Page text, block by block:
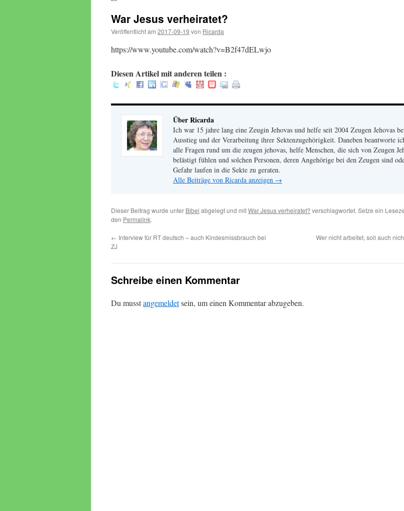
War Jesus verheiratet?
Veröffentlicht am 2017-09-19 von Ricarda
https://www.youtube.com/watch?v=B2f47dELwjo
Diesen Artikel mit anderen teilen :
Über Ricarda
Ich war 15 jahre lang eine Zeugin Jehovas und helfe seit 2004 Zeugen Jehovas
Ausstieg und der Verarbeitung ihrer Sektenzugehörigkeit. Daneben beantworte
alle Fragen rund um die zeugen jehovas, helfe Menschen, die sich von Zeugen
belästigt fühlen und solchen Personen, deren Angehörige bei den Zeugen sind
Gefahr laufen in die Sekte zu geraten.
Alle Beiträge von Ricarda anzeigen →
Dieser Beitrag wurde unter Bibel abgelegt und mitWar Jesus verheiratet? verschlagwortet. Setze ein
den Permalink.
← Interview für RT deutsch – auch Kindesmissbrauch bei
ZJ
Wer nicht arbeitet, soll auch
Schreibe einen Kommentar
Du musstangemeldetsein, um einen Kommentar abzugeben.